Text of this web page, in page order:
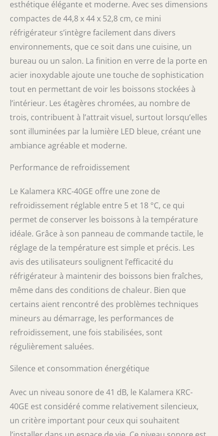
dans le réfrigérateur, et donne à la porte
vitrée du mini-réfrigérateur et donc à toute la
pièce une atmosphère supplémentaire.
Dimensions compactes: le réfrigérateur
autoportant avec porte en verre de 68 litres a
suffisamment d'espace pour les boissons, sur
les 4 plateaux chromés réglables en hauteur,
vous pouvez organiser différentes tailles de
bouteilles, les boissons sont bien fraîches.
Kalamera: En tant que fabricant, nos valeurs
fondamentales sont de fournir un
réfrigérateur de haute qualité pour refroidir
parfaitement vos boissons préférées afin que
chacun puisse profiter d'un moment de
esthétique élégante et moderne. Avec ses dimensions
compactes de 44,8 x 44 x 52,8 cm, ce mini
réfrigérateur s’intègre facilement dans divers
environnements, que ce soit dans une cuisine, un
bureau ou un salon. La finition en verre de la porte en
acier inoxydable ajoute une touche de sophistication
tout en permettant de voir les boissons stockées à
l’intérieur. Les étagères chromées, au nombre de
trois, contribuent à l’attrait visuel, surtout lorsqu’elles
sont illuminées par la lumière LED bleue, créant une
ambiance agréable et moderne.
Performance de refroidissement
Le Kalamera KRC-40GE offre une zone de
refroidissement réglable entre 5 et 18 °C, ce qui
permet de conserver les boissons à la température
idéale. Grâce à son panneau de commande tactile, le
réglage de la température est simple et précis. Les
avis des utilisateurs soulignent l’efficacité du
réfrigérateur à maintenir des boissons bien fraîches,
même dans des conditions de chaleur. Bien que
certains aient rencontré des problèmes techniques
mineurs au démarrage, les performances de
refroidissement, une fois stabilisées, sont
régulièrement saluées.
Silence et consommation énergétique
Avec un niveau sonore de 41 dB, le Kalamera KRC-
40GE est considéré comme relativement silencieux,
un critère important pour ceux qui souhaitent